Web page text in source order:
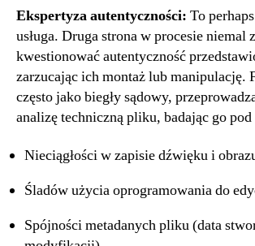
Ekspertyza autentyczności: To
usługa. Druga strona w procesie niemal
kwestionować autentyczność
zarzucając ich montaż lub manipulację.
często jako biegły sądowy,
analizę techniczną pliku, badając go
Nieciągłości w zapisie dźwięku i
Śladów użycia oprogramowania do
Spójności metadanych pliku (data